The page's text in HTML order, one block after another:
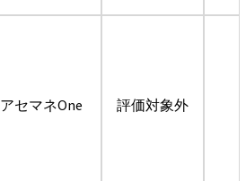
アセマネOne 評価対象外